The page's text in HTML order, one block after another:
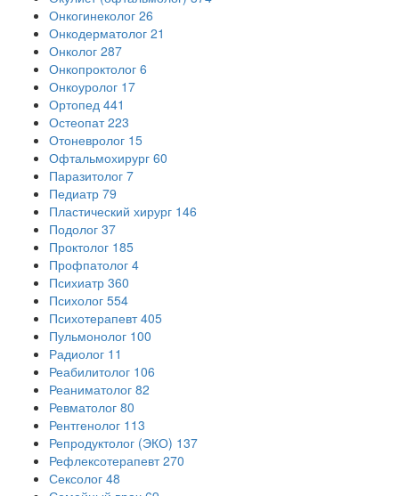
Онкогинеколог 26
Онкодерматолог 21
Онколог 287
Онкопроктолог 6
Онкоуролог 17
Ортопед 441
Остеопат 223
Отоневролог 15
Офтальмохирург 60
Паразитолог 7
Педиатр 79
Пластический хирург 146
Подолог 37
Проктолог 185
Профпатолог 4
Психиатр 360
Психолог 554
Психотерапевт 405
Пульмонолог 100
Радиолог 11
Реабилитолог 106
Реаниматолог 82
Ревматолог 80
Рентгенолог 113
Репродуктолог (ЭКО) 137
Рефлексотерапевт 270
Сексолог 48